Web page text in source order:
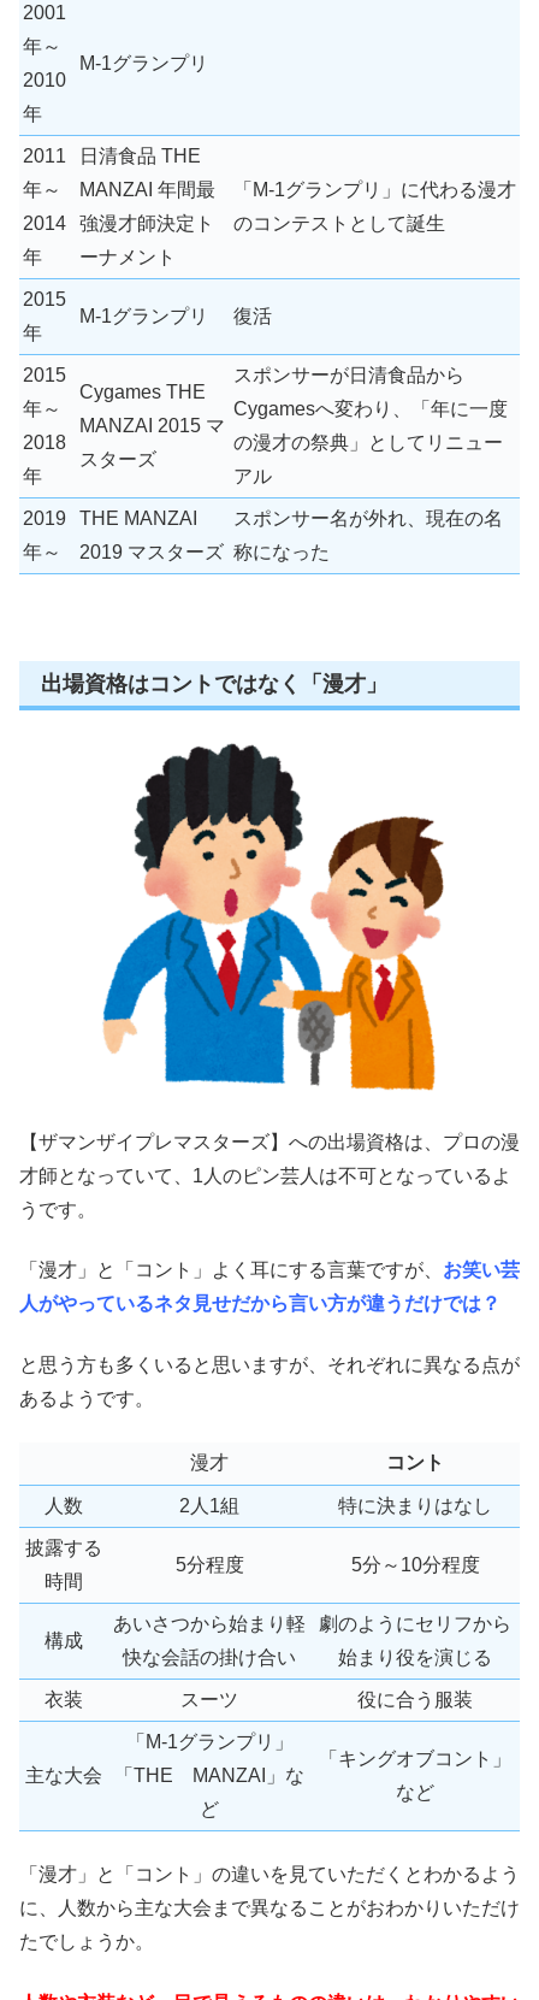
2001
年～
2010
年
M-1グランプリ
2011
年～
2014
年
日清食品 THE
MANZAI 年間最
強漫才師決定ト
ーナメント
「M-1グランプリ」に代わる漫才
のコンテストとして誕生
2015
年
M-1グランプリ 復活
2015
年～
2018
年
Cygames THE
MANZAI 2015 マ
スターズ
スポンサーが日清食品から
Cygamesへ変わり、「年に一度
の漫才の祭典」としてリニュー
アル
2019
年～
THE MANZAI
2019 マスターズ
スポンサー名が外れ、現在の名
称になった
出場資格はコントではなく「漫才」
【ザマンザイプレマスターズ】への出場資格は、 プロの漫
才師となっていて、 1人のピン芸人は不可となっているよ
うです。
「漫才」と「コント」よく耳にする言葉ですが、 お笑い芸
人がやっているネタ見せだから言い方が違うだけでは？
と思う方も多くいると思いますが、それぞれに異なる点が
あるようです。
漫才 コント
人数 2人1組 特に決まりはなし
披露する
時間
5分程度 5分～10分程度
構成
あいさつから始まり軽
快な会話の掛け合い
劇のようにセリフから
始まり役を演じる
衣装 スーツ 役に合う服装
主な大会
「M-1グランプリ」
「THE MANZAI」な
ど
「キングオブコント」
など
「漫才」と「コント」の違いを見ていただくとわかるよう
に、人数から主な大会まで異なることがおわかりいただけ
たでしょうか。